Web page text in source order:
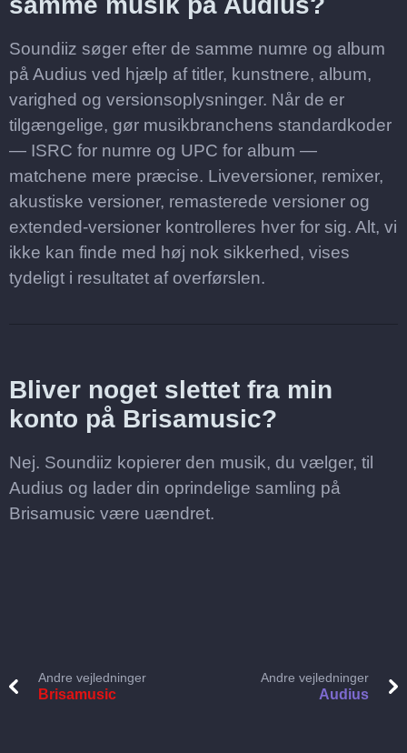
Soundiiz søger efter de samme numre og album
på Audius ved hjælp af titler, kunstnere, album,
varighed og versionsoplysninger. Når de er
tilgængelige, gør musikbranchens standardkoder
— ISRC for numre og UPC for album —
matchene mere præcise. Liveversioner, remixer,
akustiske versioner, remasterede versioner og
extended-versioner kontrolleres hver for sig. Alt, vi
ikke kan finde med høj nok sikkerhed, vises
tydeligt i resultatet af overførslen.
Bliver noget slettet fra min
konto på Brisamusic?
Nej. Soundiiz kopierer den musik, du vælger, til
Audius og lader din oprindelige samling på
Brisamusic være uændret.
Andre vejledninger
Brisamusic
Andre vejledninger
Audius